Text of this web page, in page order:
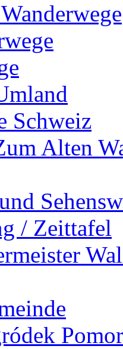
Schweiz
Alten
/ Zeittafel